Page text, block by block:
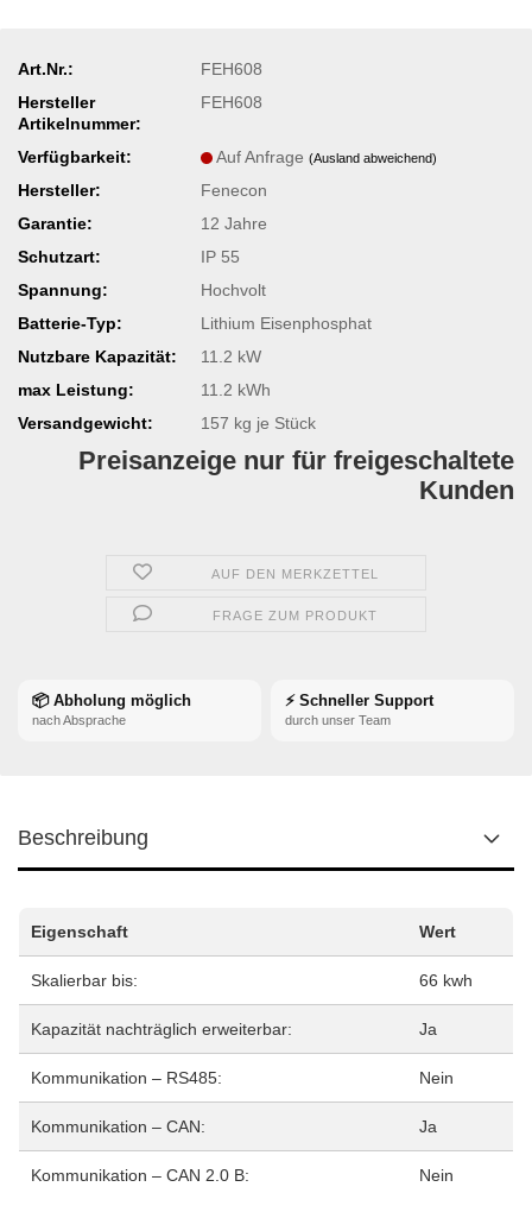
Art.Nr.:
FEH608
Hersteller
Artikelnummer:
FEH608
Verfügbarkeit: Auf Anfrage (Ausland abweichend)
Hersteller:
Fenecon
Garantie:
12 Jahre
Schutzart:
IP 55
Spannung:
Hochvolt
Batterie-Typ:
Lithium Eisenphosphat
Nutzbare Kapazität:
11.2 kW
max Leistung:
11.2 kWh
Versandgewicht:
157 kg je Stück
Preisanzeige nur für freigeschaltete
Kunden
AUF DEN MERKZETTEL
FRAGE ZUM PRODUKT
📦 Abholung möglich
nach Absprache
⚡ Schneller Support
durch unser Team
Beschreibung
Eigenschaft Wert
Skalierbar bis: 66 kwh
Kapazität nachträglich erweiterbar: Ja
Kommunikation – RS485: Nein
Kommunikation – CAN: Ja
Kommunikation – CAN 2.0 B: Nein